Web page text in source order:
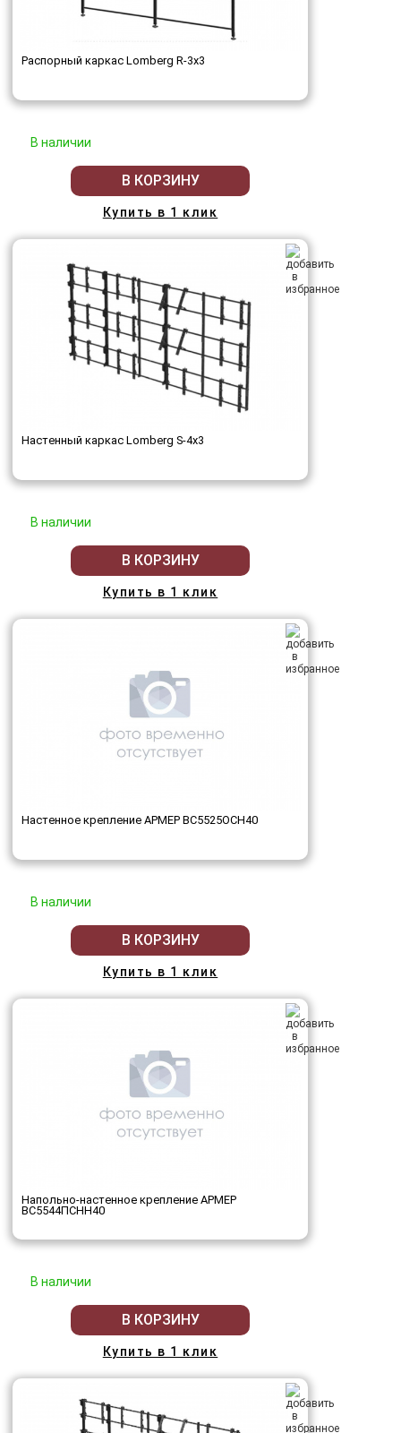
Распорный каркас Lomberg R-3х3
В наличии
В КОРЗИНУ
Купить в 1 клик
Настенный каркас Lomberg S-4х3
В наличии
В КОРЗИНУ
Купить в 1 клик
Настенное крепление АРМЕР ВС5525ОСН40
В наличии
В КОРЗИНУ
Купить в 1 клик
Напольно-настенное крепление АРМЕР
ВС5544ПСНН40
В наличии
В КОРЗИНУ
Купить в 1 клик